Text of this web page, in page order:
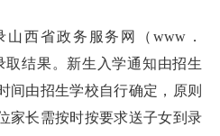
西省政务服务网（www．
取结果。新生入学通知由招生
间由招生学校自行确定，原则
家长需按时按要求送子女到录